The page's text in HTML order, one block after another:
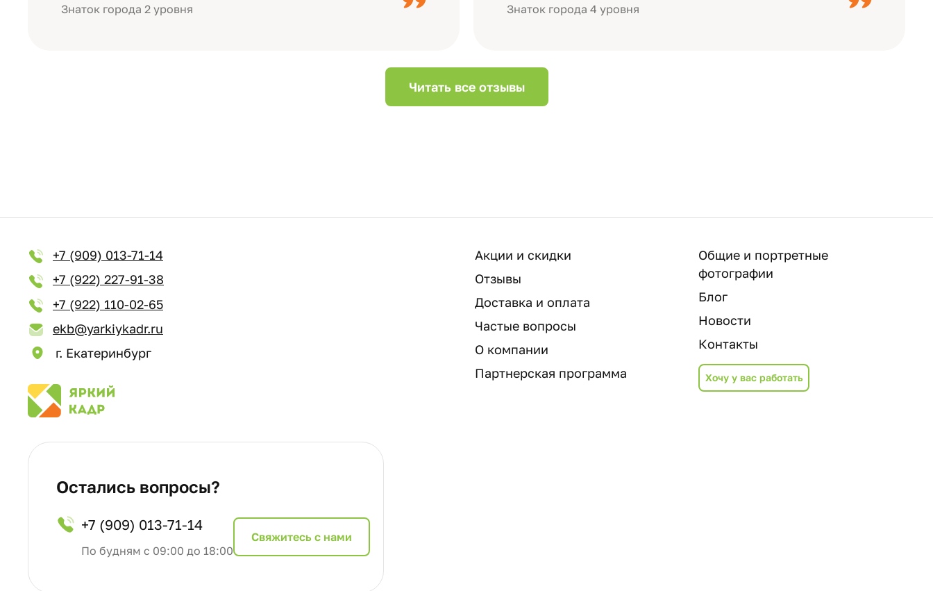
Знаток города 2 уровня Знаток города 4 уровня
Читать все отзывы
+7 (909) 013-71-14
+7 (922) 227-91-38
+7 (922) 110-02-65
ekb@yarkiykadr.ru
г. Екатеринбург
Акции и скидки
Отзывы
Доставка и оплата
Частые вопросы
О компании
Партнерская программа
Общие и портретные
фотографии
Блог
Новости
Контакты
Хочу у вас работать
Остались вопросы?
+7 (909) 013-71-14
По будням с 09:00 до 18:00
Cвяжитесь с нами